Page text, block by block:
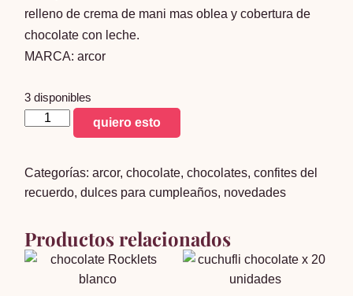
relleno de crema de mani mas oblea y cobertura de
chocolate con leche.
MARCA: arcor
3 disponibles
bon
x30
cantidad
quiero esto
Categorías:arcor,chocolate,chocolates,confites del
recuerdo,dulces para cumpleaños, novedades
Productos relacionados